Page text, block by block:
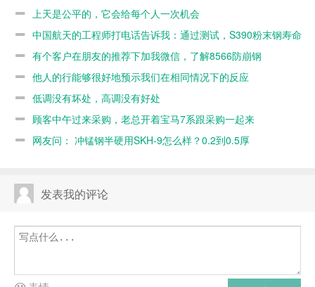
8566
上天是公平的，它会给每个人一次机会
中国航天的工程师打电话告诉我：通过测试，S390粉末钢寿命
不如8566
有个客户在朋友的推荐下加我微信，了解8566防崩钢
他人的行能够很好地预示我们在相同情况下的反应
低调没有坏处，高调没有好处
顾客中午过来采购，老总开着宝马7系跟采购一起来
网友问： 冲锰钢半硬用SKH-9怎么样？0.2到0.5厚
发表我的评论